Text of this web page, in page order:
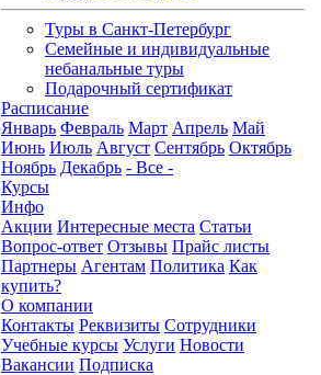
Туры в Санкт-Петербург
Семейные и индивидуальные
небанальные туры
Подарочный сертификат
Расписание
Январь Февраль Март Апрель Май
Июнь Июль Август Сентябрь Октябрь
Ноябрь Декабрь - Все -
Курсы
Инфо
Акции Интересные места Статьи
Вопрос-ответ Отзывы Прайс листы
Партнеры Агентам Политика Как
купить?
О компании
Контакты Реквизиты Сотрудники
Учебные курсы Услуги Новости
Вакансии Подписка